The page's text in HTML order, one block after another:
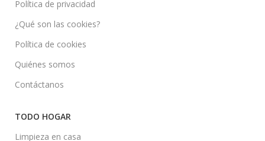
Política de privacidad
¿Qué son las cookies?
Política de cookies
Quiénes somos
Contáctanos
TODO HOGAR
Limpieza en casa